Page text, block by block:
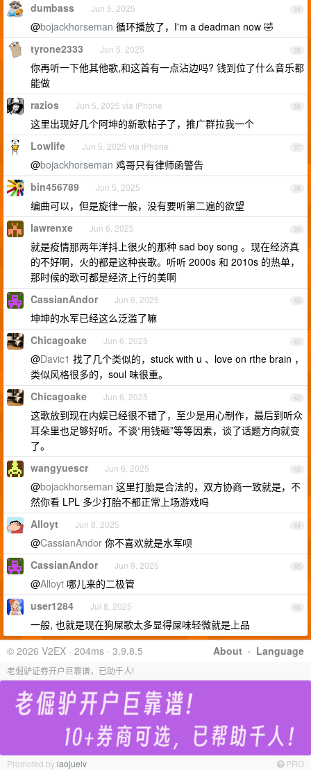
34
dumbass Jun 5, 2025
@bojackhorseman 循环播放了，I'm a deadman now 🤣
35
tyrone2333 Jun 5, 2025
你再听一下他其他歌,和这首有一点沾边吗? 钱到位了什么音乐都
能做
36
razios Jun 5, 2025 via iPhone
这里出现好几个阿坤的新歌帖子了，推广群拉我一个
37
Lowlife Jun 5, 2025 via iPhone
@bojackhorseman 鸡哥只有律师函警告
38
bin456789 Jun 5, 2025
编曲可以，但是旋律一般，没有要听第二遍的欲望
39
lawrenxe Jun 6, 2025
就是疫情那两年洋抖上很火的那种 sad boy song 。现在经济真
的不好啊，火的都是这种丧歌。听听 2000s 和 2010s 的热单，
那时候的歌可都是经济上行的美啊
40
CassianAndor Jun 6, 2025
坤坤的水军已经这么泛滥了嘛
41
Chicagoake Jun 6, 2025
@Davic1 找了几个类似的，stuck with u 、love on rthe brain ，
类似风格很多的，soul 味很重。
42
Chicagoake Jun 6, 2025
这歌放到现在内娱已经很不错了，至少是用心制作，最后到听众
耳朵里也足够好听。不谈“用钱砸”等等因素，谈了话题方向就变
了。
43
wangyuescr Jun 6, 2025
@bojackhorseman 这里打胎是合法的，双方协商一致就是，不
然你看 LPL 多少打胎不都正常上场游戏吗
44
Alloyt Jun 8, 2025
@CassianAndor 你不喜欢就是水军呗
45
CassianAndor Jun 9, 2025
@Alloyt 哪儿来的二极管
46
user1284 Jul 8, 2025
一般, 也就是现在狗屎歌太多显得屎味轻微就是上品
About · Language
© 2026 V2EX · 204ms · 3.9.8.5
老倔驴证券开户巨靠谱，已助千人!
Promoted bylaojuelv PRO